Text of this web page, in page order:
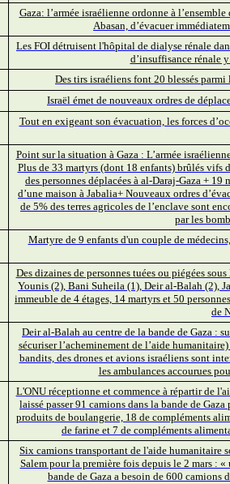
Gaza: l’armée israélienne ordonne à
Abasan, d’évacuer
Les FOI détruisent l'hôpital de dialyse rénale
d’insuffisance rénale
Des tirs israéliens font 20 blessés
Israël émet de nouveaux ordres de
Tout en exigeant son évacuation, les forces
Point sur la situation à Gaza : L’armée
Plus de 33 martyrs (dont 18 enfants) brûlés vifs
des personnes déplacées à al-Daraj-Gaza +
d’une maison à Jabalia+ Nouveaux ordres
de 5% des terres agricoles de l’enclave sont
par les
Martyre de 9 enfants d'un couple de
Des dizaines de personnes tuées ou piégées
Younis (2), Bani Suheila (1), Deir al-Balah (2),
immeuble de 4 étages, 14 martyrs et 50
de
Deir al-Balah au centre de la bande de Gaza :
sécuriser l’acheminement de l’aide
bandits, des drones et avions israéliens sont
les ambulances accourues
L'ONU réceptionne et commence à répartir de
laissé passer 91 camions dans la bande de
produits de boulangerie, 18 de compléments
de farine et 7 de compléments
Six camions transportant de l'aide humanitaire
Salem pour la première fois depuis le 2 mars :
bande de Gaza a besoin de 600 camions